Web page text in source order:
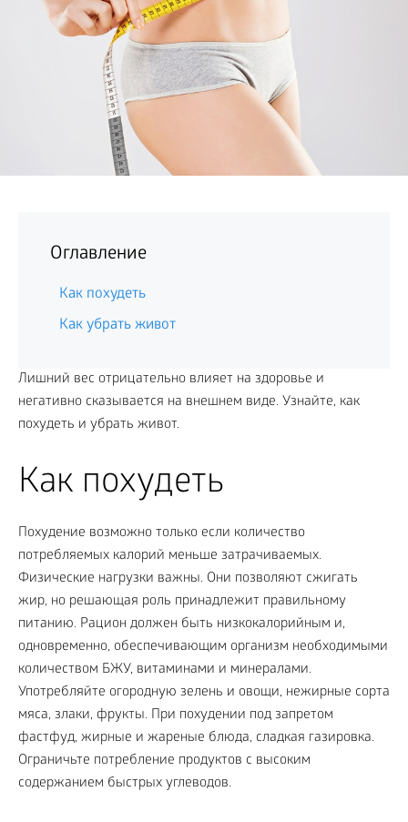
Оглавление
Как похудеть
Как убрать живот
Лишний вес отрицательно влияет на здоровье и
негативно сказывается на внешнем виде. Узнайте, как
похудеть и убрать живот.
Как похудеть
Похудение возможно только если количество
потребляемых калорий меньше затрачиваемых.
Физические нагрузки важны. Они позволяют сжигать
жир, но решающая роль принадлежит правильному
питанию. Рацион должен быть низкокалорийным и,
одновременно, обеспечивающим организм необходимыми
количеством БЖУ, витаминами и минералами.
Употребляйте огородную зелень и овощи, нежирные сорта
мяса, злаки, фрукты. При похудении под запретом
фастфуд, жирные и жареные блюда, сладкая газировка.
Ограничьте потребление продуктов с высоким
содержанием быстрых углеводов.